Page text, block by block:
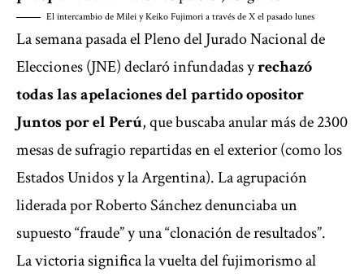
El intercambio de Milei y Keiko Fujimori a través de X el pasado lunes
La semana pasada el Pleno del Jurado Nacional de
Elecciones (JNE) declaró infundadas yrechazó
todas las apelaciones del partido opositor
Juntos por el Perú, que buscaba anular más de 2300
mesas de sufragio repartidas en el exterior (como los
Estados Unidos y la Argentina). La agrupación
liderada por Roberto Sánchez denunciaba un
supuesto “fraude” y una “clonación de resultados”.
La victoria significa la vuelta del fujimorismo al